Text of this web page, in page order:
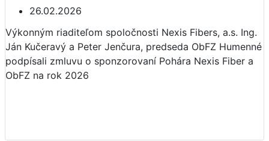
26.02.2026
Výkonným riaditeľom spoločnosti Nexis Fibers, a.s. Ing.
Ján Kučeravý a Peter Jenčura, predseda ObFZ Humenné
podpísali zmluvu o sponzorovaní Pohára Nexis Fiber a
ObFZ na rok 2026